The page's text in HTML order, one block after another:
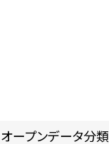
オープンデータ分類